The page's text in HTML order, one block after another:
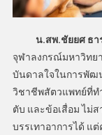
น.สพ.ชัยยศ ธา
จุฬาลงกรณ์มหาวิทย
บันดาลใจในการพัฒ
วิชาชีพสัตวแพทย์ที่ท
ตับ และข้อเสื่อม ไม่
บรรเทาอาการได้ แ